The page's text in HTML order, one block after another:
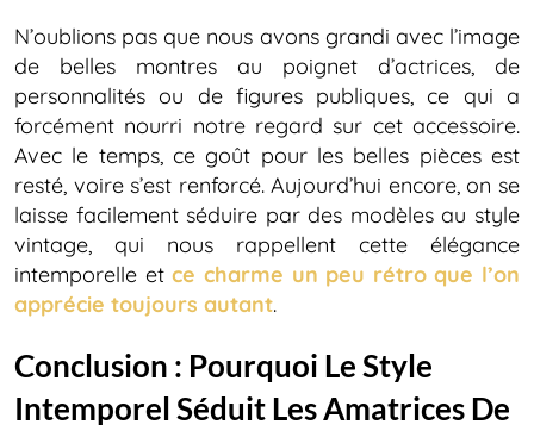
N’oublions pas que nous avons grandi avec l’image
de belles montres au poignet d’actrices, de
personnalités ou de figures publiques, ce qui a
forcément nourri notre regard sur cet accessoire.
Avec le temps, ce goût pour les belles pièces est
resté, voire s’est renforcé. Aujourd’hui encore, on se
laisse facilement séduire par des modèles au style
vintage, qui nous rappellent cette élégance
intemporelle etce charme un peu rétro que l’on
apprécie toujours autant.
Conclusion : Pourquoi Le Style
Intemporel Séduit Les Amatrices De